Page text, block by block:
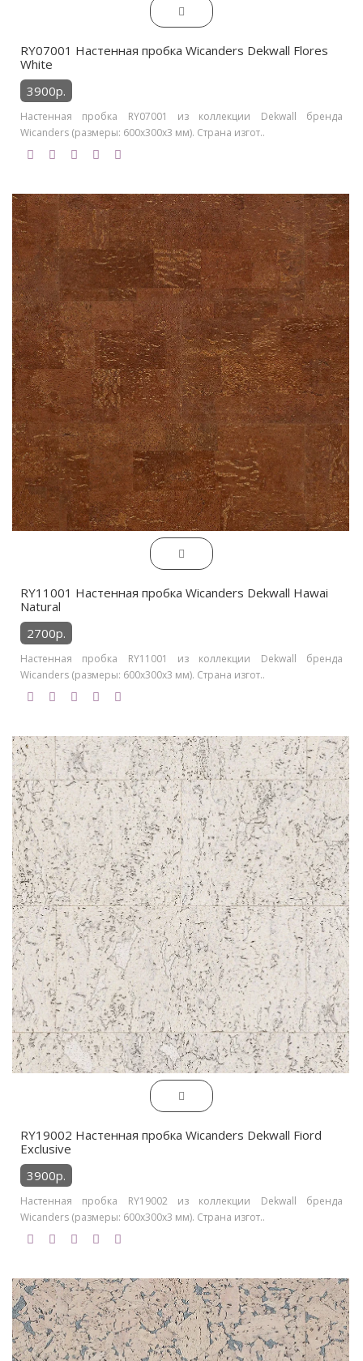
RY07001 Настенная пробка Wicanders Dekwall Flores
White
3900р.
Настенная пробка RY07001 из коллекции Dekwall бренда
Wicanders (размеры: 600x300x3 мм). Страна изгот..
RY11001 Настенная пробка Wicanders Dekwall Hawai
Natural
2700р.
Настенная пробка RY11001 из коллекции Dekwall бренда
Wicanders (размеры: 600x300x3 мм). Страна изгот..
RY19002 Настенная пробка Wicanders Dekwall Fiord
Exclusive
3900р.
Настенная пробка RY19002 из коллекции Dekwall бренда
Wicanders (размеры: 600x300x3 мм). Страна изгот..